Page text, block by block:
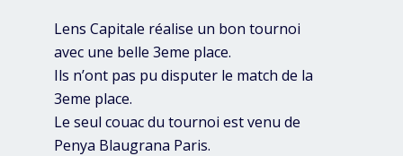
Lens Capitale réalise un bon tournoi
avec une belle 3eme place.
Ils n’ont pas pu disputer le match de la
3eme place.
Le seul couac du tournoi est venu de
Penya Blaugrana Paris.